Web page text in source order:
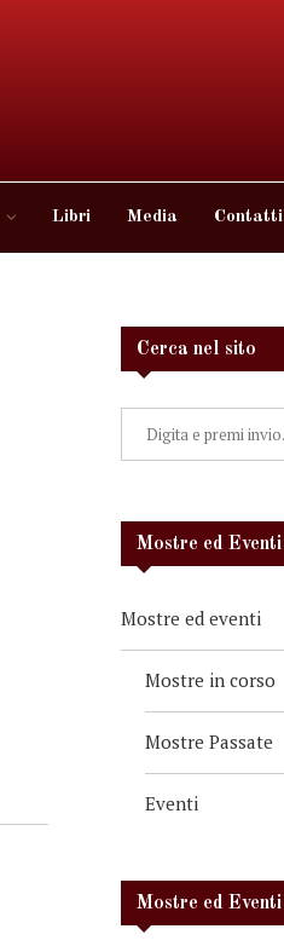
Libri Media Contatti
Cerca nel sito
Mostre ed Eventi
Mostre ed eventi
Mostre in corso
Mostre Passate
Eventi
Mostre ed Eventi